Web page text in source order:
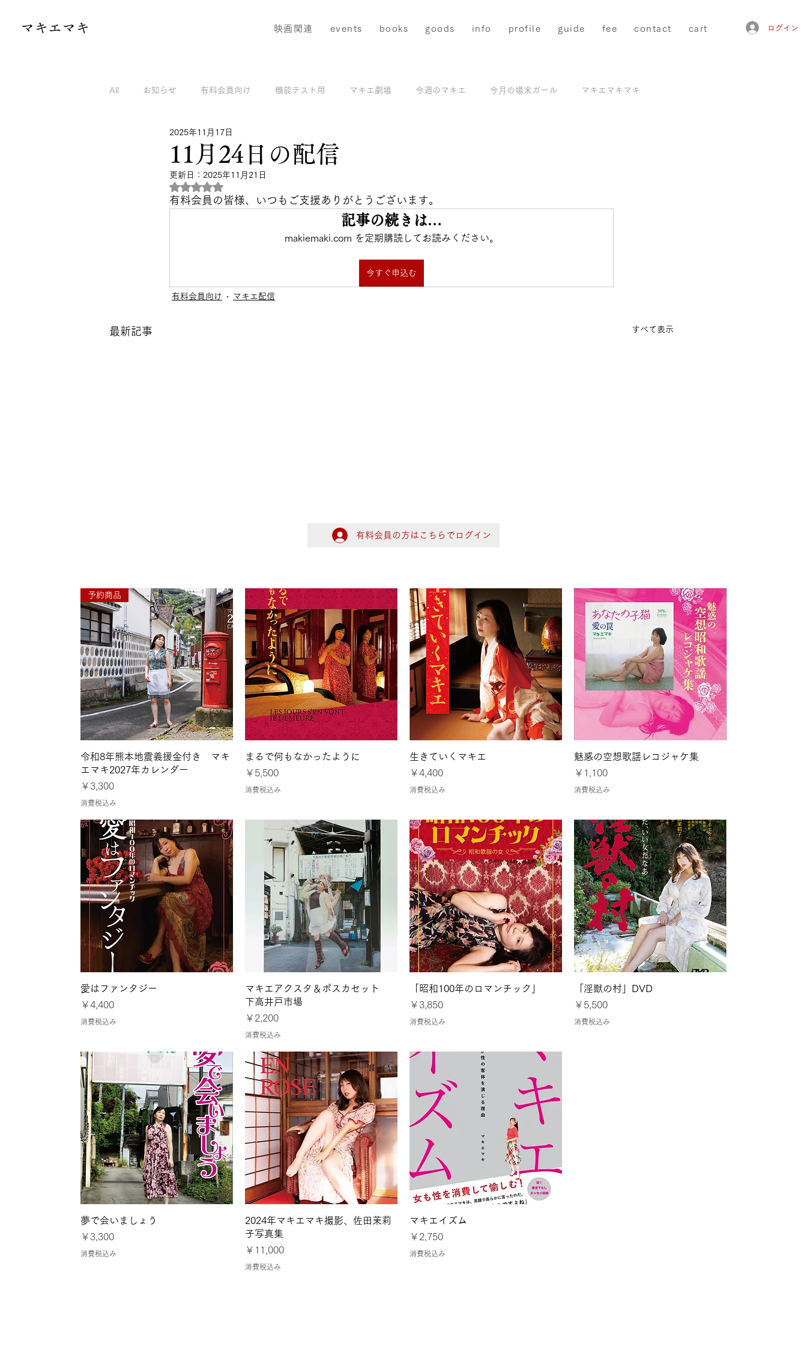
映画関連 events books goods info profile guide fee contact cart
​マキエマキ ログイン
ログイン
有料会員の方はこちらでログイン
クイックビュー
予約商品
令和8年熊本地震義援金付き マキ
エマキ2027年カレンダー
価格
￥3,300
消費税込み
クイックビュー
まるで何もなかったように
価格
￥5,500
消費税込み
クイックビュー
生きていくマキエ
価格
￥4,400
消費税込み
クイックビュー
魅惑の空想歌謡レコジャケ集
価格
￥1,100
消費税込み
クイックビュー
愛はファンタジー
価格
￥4,400
消費税込み
クイックビュー
マキエアクスタ＆ポスカセット
下高井戸市場
価格
￥2,200
消費税込み
クイックビュー
「昭和100年のロマンチック」
価格
￥3,850
消費税込み
クイックビュー
「淫獣の村」DVD
価格
￥5,500
消費税込み
クイックビュー
夢で会いましょう
価格
￥3,300
消費税込み
クイックビュー
2024年マキエマキ撮影、佐田茉莉
子写真集
価格
￥11,000
消費税込み
クイックビュー
マキエイズム
価格
￥2,750
消費税込み
All お知らせ 有料会員向け 機能テスト用 マキエ劇場 今週のマキエ 今月の場末ガール マキエマキマキ
マキエマキのnoteから
11月24日の配信
2025年11月17日
更新日： 2025年11月21日
5つ星のうちNaNと評価されています。
有料会員の皆様、いつもご支援ありがとうございます。
記事の続きは…
makiemaki.com を定期購読してお読みください。
今すぐ申込む
有料会員向け マキエ配信
最新記事 すべて表示
●7月26日〜8月1日 令和8年熊本地震に